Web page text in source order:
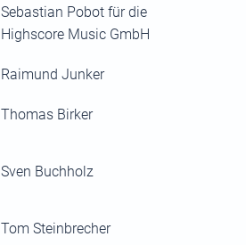
Sebastian Pobot für die
Highscore Music GmbH
Raimund Junker
Thomas Birker
Sven Buchholz
Tom Steinbrecher